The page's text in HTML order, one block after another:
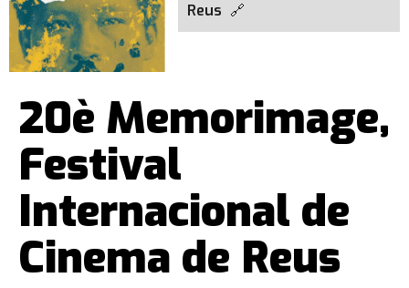
Reus
20è Memorimage,
Festival
Internacional de
Cinema de Reus